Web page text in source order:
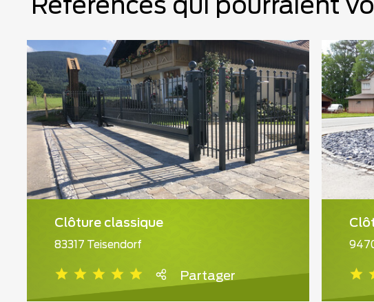
Références qui pourraient
Clôture classique
83317 Teisendorf
Partager